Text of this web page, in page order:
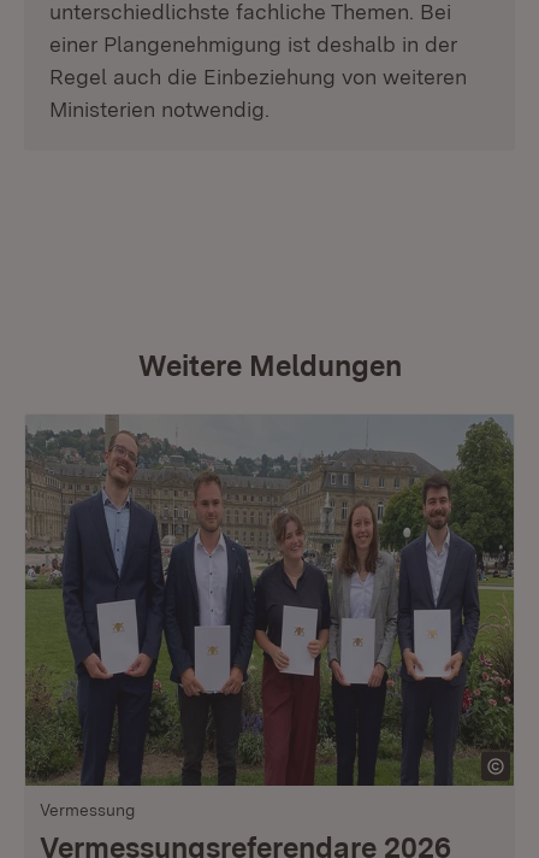
unterschiedlichste fachliche Themen. Bei
einer Plangenehmigung ist deshalb in der
Regel auch die Einbeziehung von weiteren
Ministerien notwendig.
Weitere Meldungen
Vermessung
Vermessungsreferendare 2026